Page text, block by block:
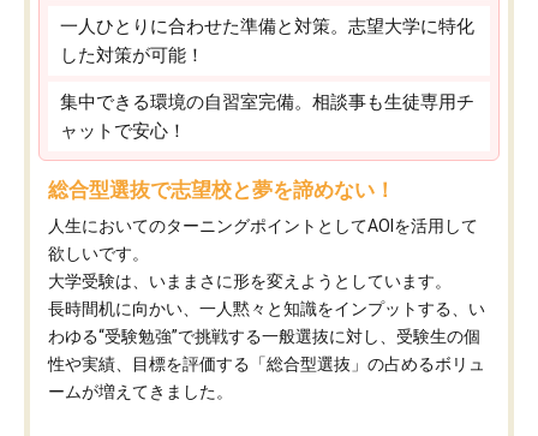
一人ひとりに合わせた準備と対策。志望大学に特化
した対策が可能！
集中できる環境の自習室完備。相談事も生徒専用チ
ャットで安心！
総合型選抜で志望校と夢を諦めない！
人生においてのターニングポイントとしてAOIを活用して
欲しいです。
大学受験は、いままさに形を変えようとしています。
長時間机に向かい、一人黙々と知識をインプットする、い
わゆる“受験勉強”で挑戦する一般選抜に対し、受験生の個
性や実績、目標を評価する「総合型選抜」の占めるボリュ
ームが増えてきました。